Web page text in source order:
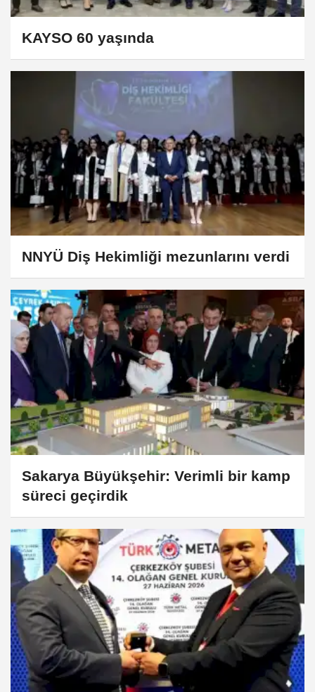
KAYSO 60 yaşında
NNYÜ Diş Hekimliği mezunlarını verdi
Sakarya Büyükşehir: Verimli bir kamp
süreci geçirdik